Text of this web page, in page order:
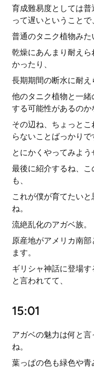
育成難易度としては
って遅いということで
普通のタニク植物みた
乾燥にあんまり耐え
かったり、
長期期間の断水に耐え
他のタニク植物と一
する可能性があるのか
その辺ね、ちょっと
らないことばっかりで
とにかくやってみよう
最後に紹介するね、
も、
これが僕が育てたい
ね。
流絶乱化のアガベ族。
原産地がアメリカ南
ます。
ギリシャ神話に登場
と言われてて、
15:01
アガベの魅力は何と
ね。
葉っぱの色も緑色や青